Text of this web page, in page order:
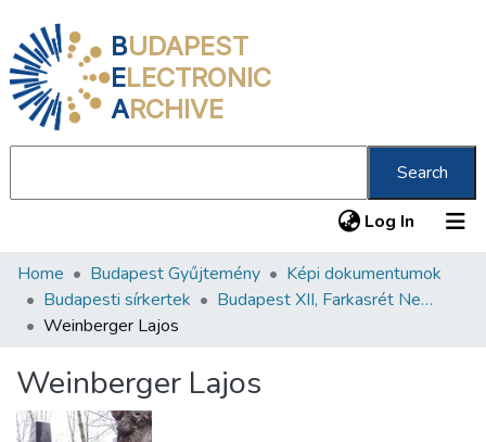
BUDAPEST
ELECTRONIC
ARCHIVE
Search
Log In (current)
Communities & Collections
All of DSpace
About us
Home Budapest Gyűjtemény
Képi dokumentumok
Budapesti sírkertek
Budapest XII, Farkasrét Neológ Zsidó Temető
Weinberger Lajos
Weinberger Lajos